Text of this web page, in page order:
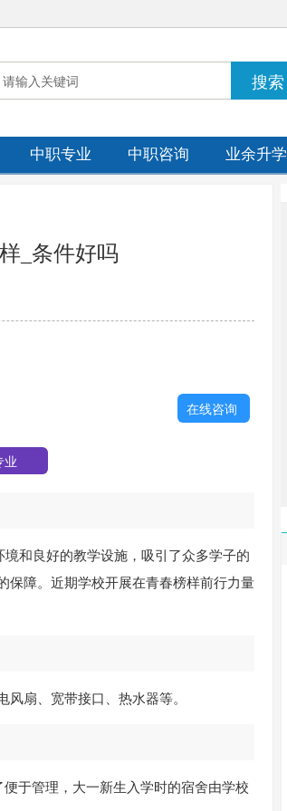
中职专业 中职咨询 业余升学
_条件好吗
业
在线咨询
和良好的教学设施，吸引了众多学子的
保障。近期学校开展在青春榜样前行力量
扇、宽带接口、热水器等。
于管理，大一新生入学时的宿舍由学校